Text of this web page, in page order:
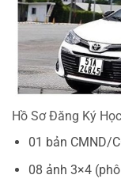
Hồ Sơ Đăng Ký
01 bản CMND/
08 ảnh 3×4